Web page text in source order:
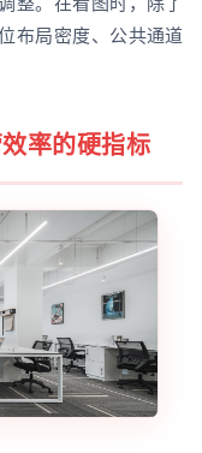
布局密度、公共通道
率的硬指标